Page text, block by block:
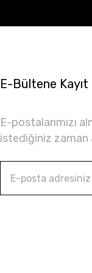
E-Bültene Kayıt
E-postalarımızı
istediğiniz zaman